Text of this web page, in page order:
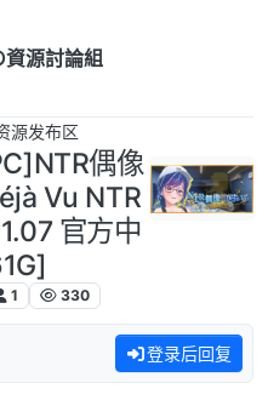
資源討論組
源发布区
偶像
Vu NTR
官方中
1 330
登录后回复